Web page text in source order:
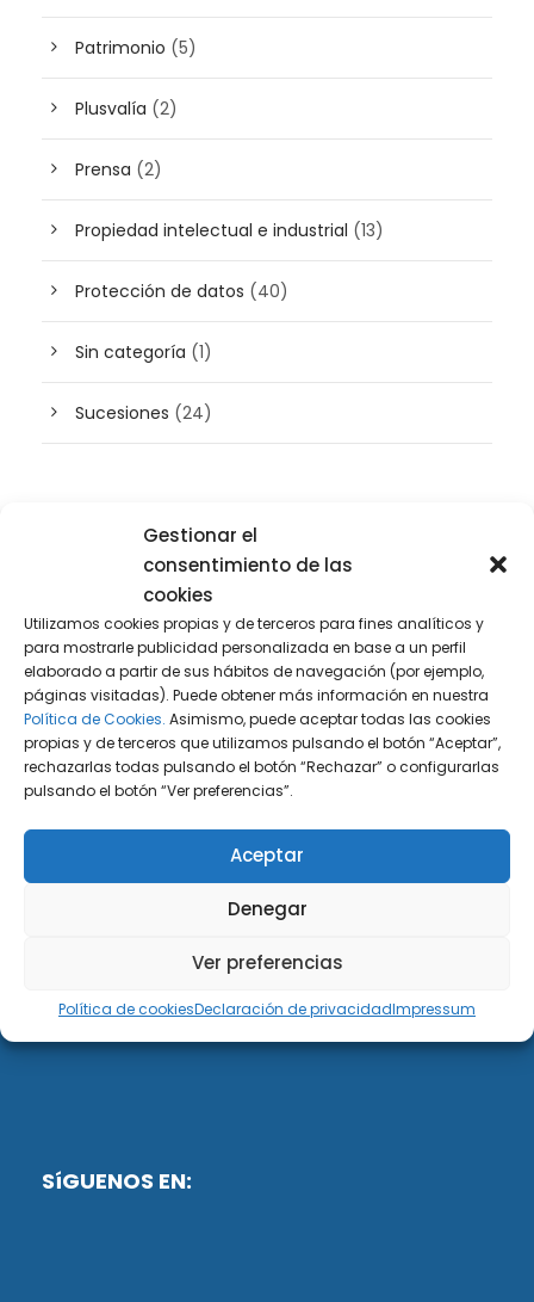
Gestionar el
consentimiento de las
cookies
Utilizamos cookies propias y de terceros para fines analíticos y
para mostrarle publicidad personalizada en base a un perfil
elaborado a partir de sus hábitos de navegación (por ejemplo,
páginas visitadas). Puede obtener más información en nuestra
Política de Cookies. Asimismo, puede aceptar todas las cookies
propias y de terceros que utilizamos pulsando el botón “Aceptar”,
rechazarlas todas pulsando el botón “Rechazar” o configurarlas
pulsando el botón “Ver preferencias”.
Aceptar
Denegar
Ver preferencias
Política de cookiesDeclaración de privacidadImpressum
Patrimonio (5)
Plusvalía (2)
Prensa (2)
Propiedad intelectual e industrial (13)
Protección de datos (40)
Sin categoría (1)
Sucesiones (24)
Buscador de artículos
DiG ABOGADOS
DiG Abogados es un despacho de abogados
multidisciplinar especializado en las materias de
fiscalidad y mercantil. Llevamos más de 50 años al
SíGUENOS EN: